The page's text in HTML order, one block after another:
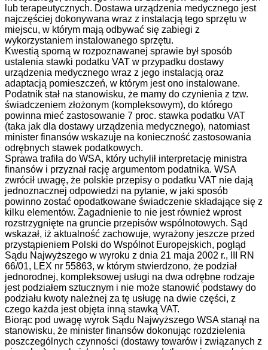
lub terapeutycznych. Dostawa urządzenia medycznego jest
najczęściej dokonywana wraz z instalacją tego sprzętu w
miejscu, w którym mają odbywać się zabiegi z
wykorzystaniem instalowanego sprzętu.
Kwestią sporną w rozpoznawanej sprawie był sposób
ustalenia stawki podatku VAT w przypadku dostawy
urządzenia medycznego wraz z jego instalacją oraz
adaptacją pomieszczeń, w którym jest ono instalowane.
Podatnik stał na stanowisku, że mamy do czynienia z tzw.
świadczeniem złożonym (kompleksowym), do którego
powinna mieć zastosowanie 7 proc. stawka podatku VAT
(taka jak dla dostawy urządzenia medycznego), natomiast
minister finansów wskazuje na konieczność zastosowania
odrębnych stawek podatkowych.
Sprawa trafiła do WSA, który uchylił interpretację ministra
finansów i przyznał rację argumentom podatnika. WSA
zwrócił uwagę, że polskie przepisy o podatku VAT nie dają
jednoznacznej odpowiedzi na pytanie, w jaki sposób
powinno zostać opodatkowane świadczenie składające się z
kilku elementów. Zagadnienie to nie jest również wprost
rozstrzygnięte na gruncie przepisów wspólnotowych. Sąd
wskazał, iż aktualność zachowuje, wyrażony jeszcze przed
przystąpieniem Polski do Wspólnot Europejskich, pogląd
Sądu Najwyższego w wyroku z dnia 21 maja 2002 r., III RN
66/01, LEX nr 55863, w którym stwierdzono, że podział
jednorodnej, kompleksowej usługi na dwa odrębne rodzaje
jest podziałem sztucznym i nie może stanowić podstawy do
podziału kwoty należnej za tę usługę na dwie części, z
czego każda jest objęta inną stawką VAT.
Biorąc pod uwagę wyrok Sądu Najwyższego WSA stanął na
stanowisku, że minister finansów dokonując rozdzielenia
poszczególnych czynności (dostawy towarów i związanych z